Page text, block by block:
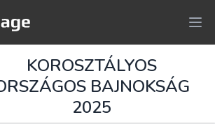
KOROSZTÁLYOS
BAJNOKSÁG
2025